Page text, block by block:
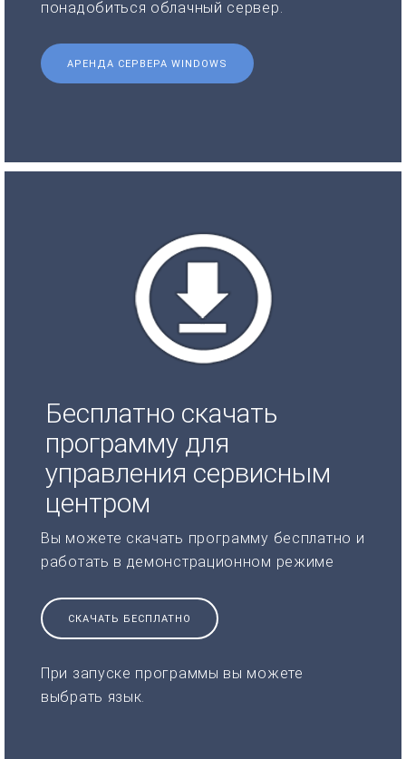
понадобиться облачный сервер.
АРЕНДА СЕРВЕРА WINDOWS
Бесплатно скачать
программу для
управления сервисным
центром
Вы можете скачать программу бесплатно и
работать в демонстрационном режиме
СКАЧАТЬ БЕСПЛАТНО
При запуске программы вы можете
выбрать язык.